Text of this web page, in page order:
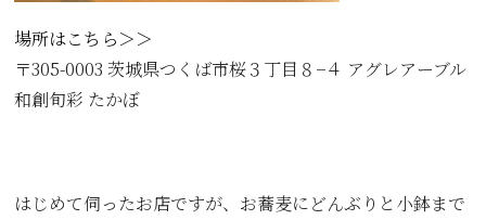
場所はこちら＞＞
〒305-0003 茨城県つくば市桜３丁目８−４ アグレアーブル
和創旬彩 たかぼ
はじめて伺ったお店ですが、お蕎麦にどんぶりと小鉢まで